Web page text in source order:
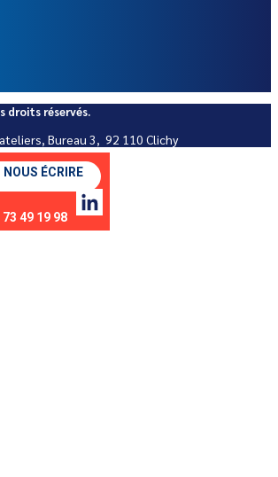
droits réservés.
Bureau 3, 92 110 Clichy
NOUS ÉCRIRE
49 19 98